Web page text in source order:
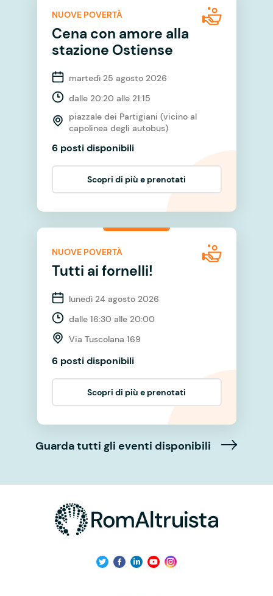
NUOVE POVERTÀ
Cena con amore alla
stazione Ostiense
martedì 25 agosto 2026
dalle 20:20 alle 21:15
piazzale dei Partigiani (vicino al
capolinea degli autobus)
6 posti disponibili
Scopri di più e prenotati
NUOVE POVERTÀ
Tutti ai fornelli!
lunedì 24 agosto 2026
dalle 16:30 alle 20:00
Via Tuscolana 169
6 posti disponibili
Scopri di più e prenotati
Guarda tutti gli eventi disponibili